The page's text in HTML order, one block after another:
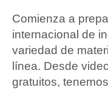
Comienza a
internacional de
variedad de
línea. Desde
gratuitos,